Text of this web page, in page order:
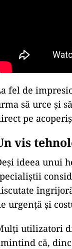
fel de
să urce și
pe
vis
ideea unui
urgență și
utilizatori
că,